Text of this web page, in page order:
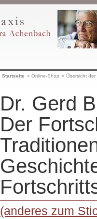
Startseite » Online-Shop » Übersicht
Dr. Gerd
Der
(anderes zum